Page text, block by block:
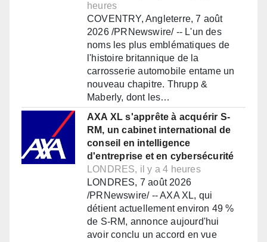
heures
COVENTRY, Angleterre, 7 août
2026 /PRNewswire/ -- L'un des
noms les plus emblématiques de
l'histoire britannique de la
carrosserie automobile entame un
nouveau chapitre. Thrupp &
Maberly, dont les…
AXA XL s'apprête à acquérir S-
RM, un cabinet international de
conseil en intelligence
d'entreprise et en cybersécurité
LONDRES, il y a 4 heures
LONDRES, 7 août 2026
/PRNewswire/ -- AXA XL, qui
détient actuellement environ 49 %
de S-RM, annonce aujourd'hui
avoir conclu un accord en vue